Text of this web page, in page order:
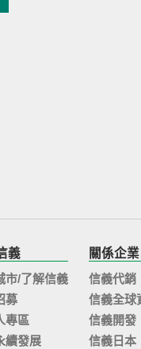
義
市/了解信義
募
專區
續發展
關係企業
信義代銷
信義全球
信義開發
信義日本